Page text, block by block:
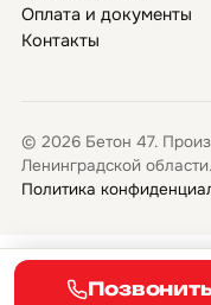
Оплата и документы
Контакты
© 2026 Бетон 47.
Ленинградской области.
Политика